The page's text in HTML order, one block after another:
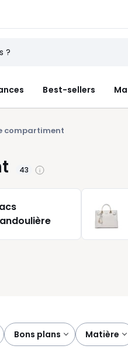
Best-sellers
compartiment
43
bons plans matière